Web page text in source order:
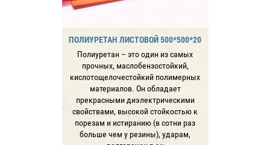
ПОЛИУРЕТАН ЛИСТОВОЙ 500*500*20
Полиуретан – это один из самых
прочных, маслобензостойкий,
кислотощелочестойкий полимерных
материалов. Он обладает
прекрасными диэлектрическими
свойствами, высокой стойкостью к
порезам и истиранию (в сотни раз
больше чем у резины), ударам,